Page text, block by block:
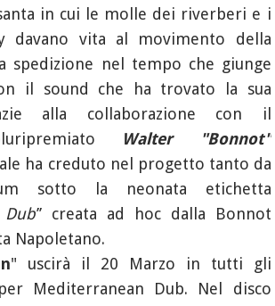
in cui le molle dei riverberi e i
davano vita al movimento della
spedizione nel tempo che giunge
il sound che ha trovato la sua
alla collaborazione con il
Walter "Bonnot"
ha creduto nel progetto tanto da
sotto la neonata etichetta
Dub’’ creata ad hoc dalla Bonnot
Napoletano.
" uscirà il 20 Marzo in tutti gli
Mediterranean Dub. Nel disco